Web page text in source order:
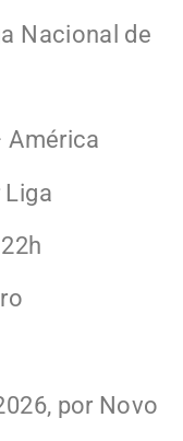
Nacional de
América
Liga
por Novo